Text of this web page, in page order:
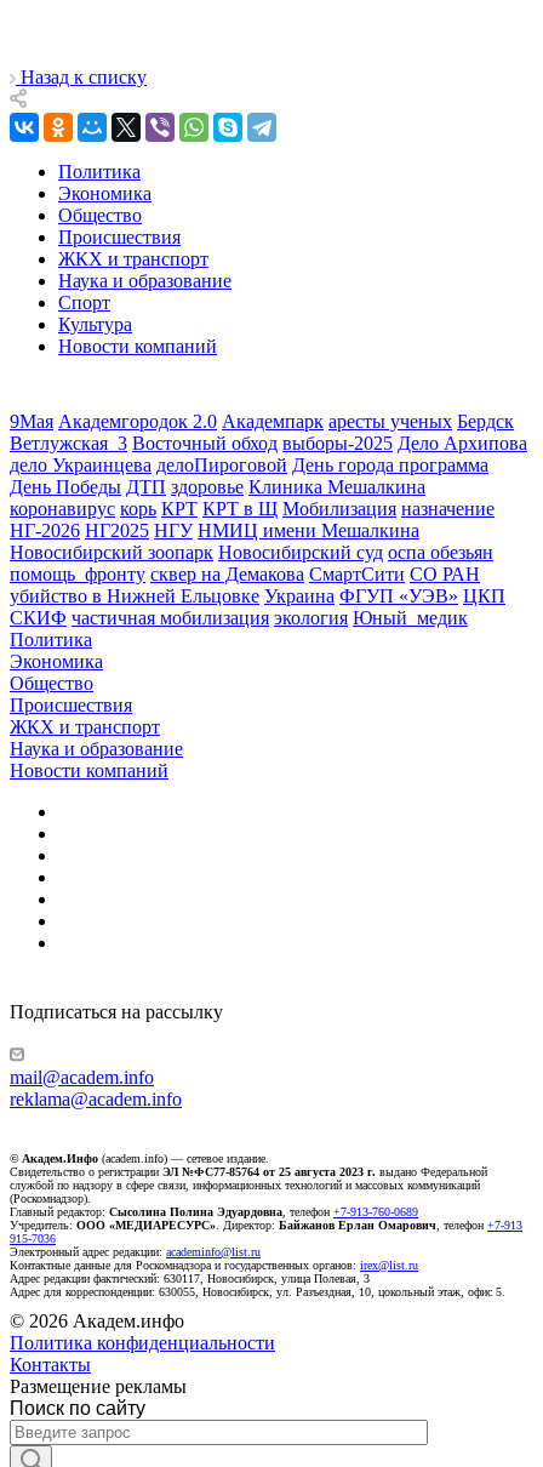
Назад к списку
Политика
Экономика
Общество
Происшествия
ЖКХ и транспорт
Наука и образование
Спорт
Культура
Новости компаний
9Мая Академгородок 2.0 Академпарк аресты ученых Бердск
Ветлужская_3 Восточный обход выборы-2025 Дело Архипова
дело Украинцева делоПироговой День города программа
День Победы ДТП здоровье Клиника Мешалкина
коронавирус корь КРТ КРТ в Щ Мобилизация назначение
НГ-2026 НГ2025 НГУ НМИЦ имени Мешалкина
Новосибирский зоопарк Новосибирский суд оспа обезьян
помощь_фронту сквер на Демакова СмартСити СО РАН
убийство в Нижней Ельцовке Украина ФГУП «УЭВ» ЦКП
СКИФ частичная мобилизация экология Юный_медик
Политика
Экономика
Общество
Происшествия
ЖКХ и транспорт
Наука и образование
Новости компаний
Подписаться на рассылку
mail@academ.info
reklama@academ.info
© Академ.Инфо (academ.info) — сетевое издание.
Свидетельство о регистрации ЭЛ №ФС77-85764 от 25 августа 2023 г. выдано Федеральной
службой по надзору в сфере связи, информационных технологий и массовых коммуникаций
(Роскомнадзор).
Главный редактор: Сысолина Полина Эдуардовна , телефон +7-913-760-0689
Учредитель: ООО «МЕДИАРЕСУРС» . Директор: Байжанов Ерлан Омарович , телефон +7-913
915-7036
Электронный адрес редакции: academinfo@list.ru
Контактные данные для Роскомнадзора и государственных органов: irex@list.ru
Адрес редакции фактический: 630117, Новосибирск, улица Полевая, 3
Адрес для корреспонденции: 630055, Новосибирск, ул. Разъездная, 10, цокольный этаж, офис 5.
© 2026 Академ.инфо
Политика конфиденциальности
Контакты
Размещение рекламы
Поиск по сайту